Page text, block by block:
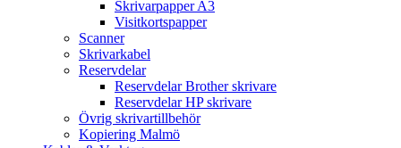
Skrivarpapper A3
Visitkortspapper
Scanner
Skrivarkabel
Reservdelar
Reservdelar Brother skrivare
Reservdelar HP skrivare
Övrig skrivartillbehör
Kopiering Malmö